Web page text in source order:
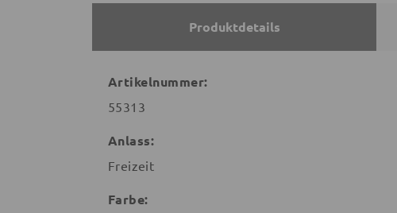
Produktdetails
Artikelnummer:
55313
Anlass:
Freizeit
Farbe: